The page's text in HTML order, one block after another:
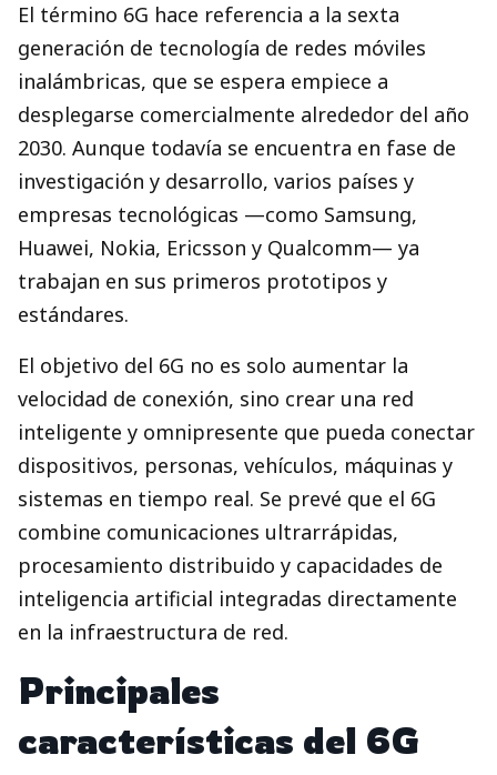
El término 6G hace referencia a la sexta
generación de tecnología de redes móviles
inalámbricas, que se espera empiece a
desplegarse comercialmente alrededor del año
2030. Aunque todavía se encuentra en fase de
investigación y desarrollo, varios países y
empresas tecnológicas —como Samsung,
Huawei, Nokia, Ericsson y Qualcomm— ya
trabajan en sus primeros prototipos y
estándares.
El objetivo del 6G no es solo aumentar la
velocidad de conexión, sino crear una red
inteligente y omnipresente que pueda conectar
dispositivos, personas, vehículos, máquinas y
sistemas en tiempo real. Se prevé que el 6G
combine comunicaciones ultrarrápidas,
procesamiento distribuido y capacidades de
inteligencia artificial integradas directamente
en la infraestructura de red.
Principales
características del 6G